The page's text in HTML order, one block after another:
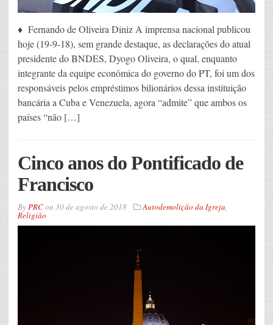
♦ Fernando de Oliveira Diniz A imprensa nacional publicou
hoje (19-9-18), sem grande destaque, as declarações do atual
presidente do BNDES, Dyogo Oliveira, o qual, enquanto
integrante da equipe econômica do governo do PT, foi um dos
responsáveis pelos empréstimos bilionários dessa instituição
bancária a Cuba e Venezuela, agora “admite” que ambos os
países “não […]
Cinco anos do Pontificado de
Francisco
ByPRCon 30 de agosto de 2018 Autodemolição da Igreja,
Religião